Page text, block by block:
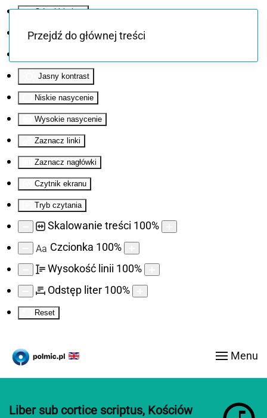
Odwróć kolory
Monochromatyczny
Jasny kontrast
Niskie nasycenie
Wysokie nasycenie
Zaznacz linki
Zaznacz nagłówki
Czytnik ekranu
Tryb czytania
Skalowanie treści 100%
Aa Czcionka 100%
Wysokość linii 100%
Odstęp liter 100%
Reset
Przejdź do głównej treści
Menu
Liber sub cortice scriptus, Kościów